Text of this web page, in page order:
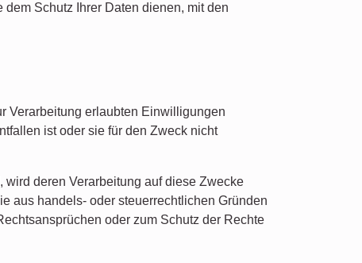
Schutz Ihrer Daten dienen, mit den
Verarbeitung erlaubten Einwilligungen
ist oder sie für den Zweck nicht
deren Verarbeitung auf diese Zwecke
aus handels- oder steuerrechtlichen Gründen
oder zum Schutz der Rechte